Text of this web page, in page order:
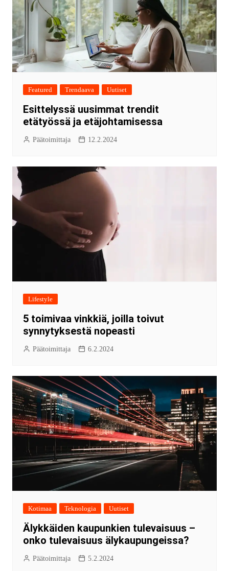
Featured Trendaava Uutiset
Esittelyssä uusimmat trendit
etätyössä ja etäjohtamisessa
Päätoimittaja 12.2.2024
Lifestyle
5 toimivaa vinkkiä, joilla toivut
synnytyksestä nopeasti
Päätoimittaja 6.2.2024
Kotimaa Teknologia Uutiset
Älykkäiden kaupunkien tulevaisuus –
onko tulevaisuus älykaupungeissa?
Päätoimittaja 5.2.2024